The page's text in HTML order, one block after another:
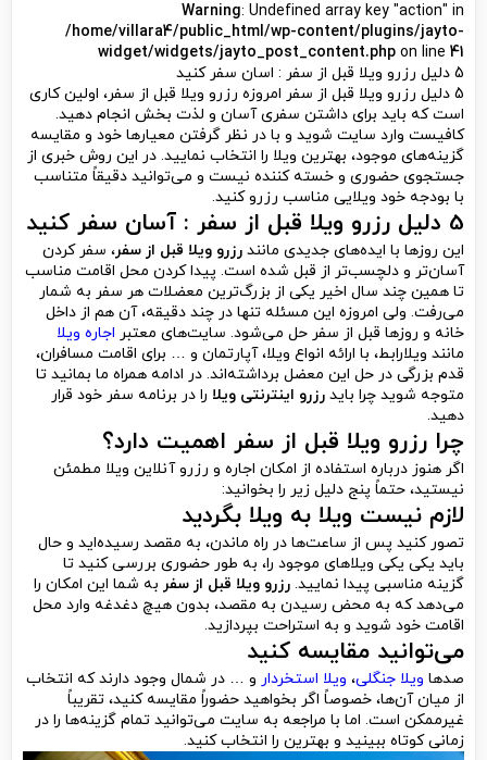
Warning: Undefined array key "action" in
/home/villara4/public_html/wp-content/plugins/jayto-
widget/widgets/jayto_post_content.php on line 41
5 دلیل رزرو ویلا قبل از سفر : اسان سفر کنید
5 دلیل رزرو ویلا قبل از سفر امروزه رزرو ویلا قبل از سفر، اولین کاری
است که باید برای داشتن سفری آسان و لذت بخش انجام دهید.
کافیست وارد سایت شوید و با در نظر گرفتن معیارها خود و مقایسه
گزینه‌های موجود، بهترین ویلا را انتخاب نمایید. در این روش خبری از
جستجوی حضوری و خسته کننده نیست و می‌توانید دقیقاً متناسب
با بودجه خود ویلایی مناسب رزرو کنید.
5 دلیل رزرو ویلا قبل از سفر : آسان سفر کنید
این روزها با ایده‌های جدیدی مانند رزرو ویلا قبل از سفر، سفر کردن
آسان‌تر و دلچسب‌تر از قبل شده است. پیدا کردن محل اقامت مناسب
تا همین چند سال اخیر یکی از بزرگ‌ترین معضلات هر سفر به شمار
می‌رفت. ولی امروزه این مسئله تنها در چند دقیقه، آن هم از داخل
خانه و روزها قبل از سفر حل می‌شود. سایت‌های معتبر اجاره ویلا
مانند ویلارابط، با ارائه انواع ویلا، آپارتمان و … برای اقامت مسافران،
قدم بزرگی در حل این معضل برداشته‌اند. در ادامه همراه ما بمانید تا
متوجه شوید چرا باید رزرو اینترنتی ویلا را در برنامه سفر خود قرار
دهید.
چرا رزرو ویلا قبل از سفر اهمیت دارد؟
اگر هنوز درباره استفاده از امکان اجاره و رزرو آنلاین ویلا مطمئن
نیستید، حتماً پنج دلیل زیر را بخوانید:
لازم نیست ویلا به ویلا بگردید
تصور کنید پس از ساعت‌ها در راه ماندن، به مقصد رسیده‌اید و حال
باید یکی یکی ویلاهای موجود را، به طور حضوری بررسی کنید تا
گزینه مناسبی پیدا نمایید. رزرو ویلا قبل از سفر به شما این امکان را
می‌دهد که به محض رسیدن به مقصد، بدون هیچ دغدغه وارد محل
اقامت خود شوید و به استراحت بپردازید.
می‌توانید مقایسه کنید
صدها ویلا جنگلی، ویلا استخردار و … در شمال وجود دارند که انتخاب
از میان آن‌ها، خصوصاً اگر بخواهید حضوراً مقایسه کنید، تقریباً
غیرممکن است. اما با مراجعه به سایت می‌توانید تمام گزینه‌ها را در
زمانی کوتاه ببینید و بهترین را انتخاب کنید.